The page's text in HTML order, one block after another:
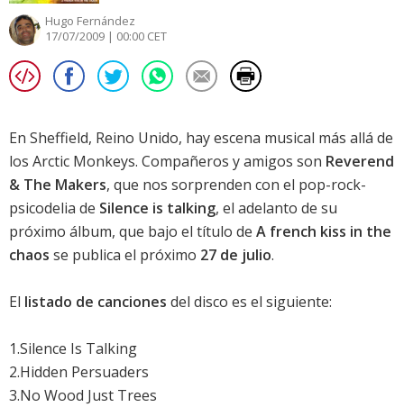
Hugo Fernández
17/07/2009 | 00:00 CET
En Sheffield, Reino Unido, hay escena musical más allá de
los Arctic Monkeys. Compañeros y amigos son Reverend
& The Makers, que nos sorprenden con el pop-rock-
psicodelia de Silence is talking, el adelanto de su
próximo álbum, que bajo el título de A french kiss in the
chaos se publica el próximo 27 de julio.
El listado de canciones del disco es el siguiente:
1.Silence Is Talking
2.Hidden Persuaders
3.No Wood Just Trees